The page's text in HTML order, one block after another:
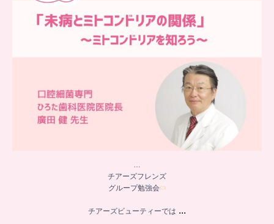
…
チアーズフレンズ
グループ勉強会
チアーズビューティーでは ...